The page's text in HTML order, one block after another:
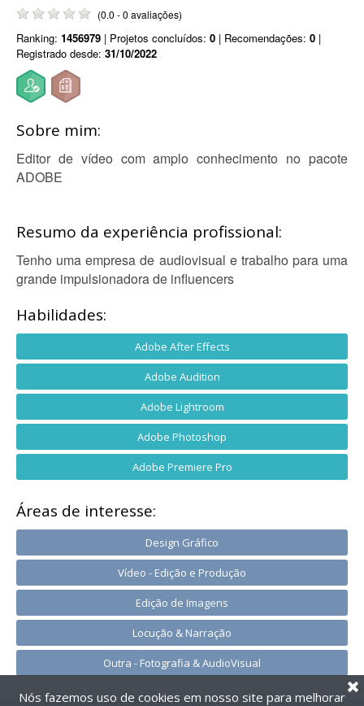
(0.0 - 0 avaliações)
Ranking: 1456979 | Projetos concluídos: 0 | Recomendações: 0 |
Registrado desde: 31/10/2022
Sobre mim:
Editor de vídeo com amplo conhecimento no pacote
ADOBE
Resumo da experiência profissional:
Tenho uma empresa de audiovisual e trabalho para uma
grande impulsionadora de influencers
Habilidades:
Adobe After Effects
Adobe Audition
Adobe Lightroom
Adobe Photoshop
Adobe Premiere Pro
Áreas de interesse:
Design Gráfico
Vídeo - Edição e Produção
Edição de Imagens
Locução & Narração
Outra - Fotografia & AudioVisual
Nós fazemos uso de cookies em nosso site para melhorar